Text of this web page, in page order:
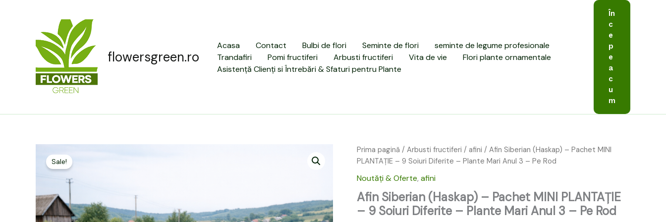
flowersgreen.ro
Acasa Contact Bulbi de flori Seminte de flori
seminte de legume profesionale
Trandafiri
Pomi fructiferi Arbusti fructiferi Vita de vie
Flori plante ornamentale
Asistență Clienți si Întrebări & Sfaturi pentru Plante
În
c
e
p
e
a
c
u
m
Sale!
Prima pagină / Arbusti fructiferi / afini / Afin Siberian (Haskap) – Pachet MINI
PLANTAȚIE – 9 Soiuri Diferite – Plante Mari Anul 3 – Pe Rod
Noutăți & Oferte, afini
Afin Siberian (Haskap) – Pachet MINI PLANTAȚIE
– 9 Soiuri Diferite – Plante Mari Anul 3 – Pe Rod
Prețul
inițial
a
fost:
Prețul
este:
249,00 lei.
Cantitate
Afin
(Haskap)
Pachet
MINI
PLANTAȚIE